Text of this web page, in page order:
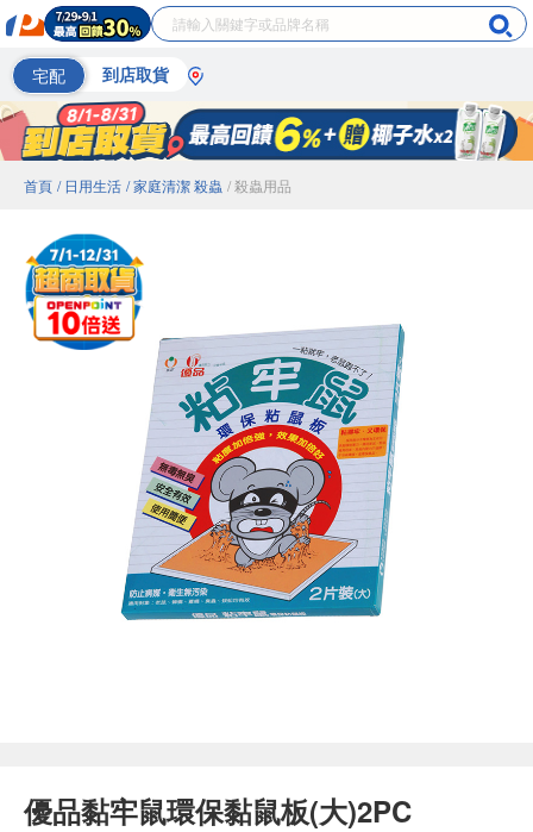
宅配 到店取貨
首頁 / 日用生活 / 家庭清潔 殺蟲 / 殺蟲用品
優品黏牢鼠環保黏鼠板(大)2PC